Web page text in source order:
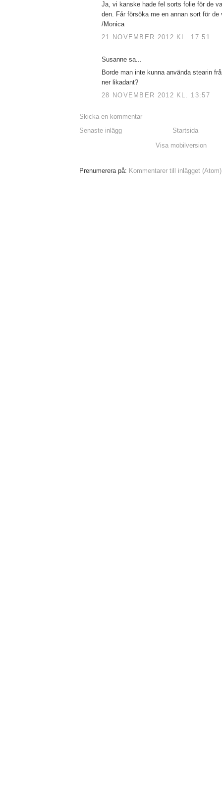
Ja, vi kanske hade fel sorts folie för de
den. Får försöka me en annan sort för
/Monica
21 NOVEMBER 2012 KL. 17:51
Susanne sa...
Borde man inte kunna använda stearin
ner likadant?
28 NOVEMBER 2012 KL. 13:57
Skicka en kommentar
Senaste inlägg
Startsida
Visa mobilversion
Prenumerera på: Kommentarer till inlägget (Atom)